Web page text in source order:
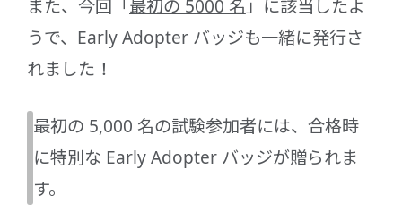
また、今回「 最初の 5000 名」に該当したよ
うで、Early Adopter バッジも一緒に発行さ
れました！
最初の 5,000 名の試験参加者には、合格時
に特別な Early Adopter バッジが贈られま
す。